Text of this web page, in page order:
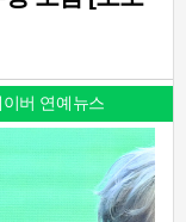
이버 연예뉴스